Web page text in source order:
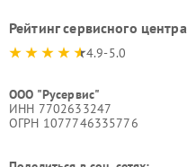
Рейтинг сервисного центра
4.9-5.0
ООО "Русервис"
ИНН 7702633247
ОГРН 1077746335776